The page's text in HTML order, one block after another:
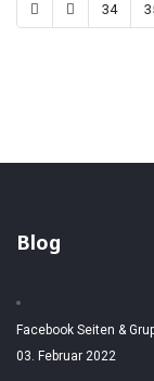
34
Blog
Facebook Seiten &
03. Februar 2022